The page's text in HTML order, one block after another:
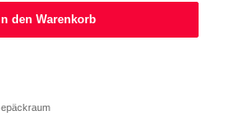
In den Warenkorb